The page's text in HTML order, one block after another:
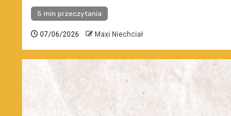
5 min przeczytania
07/06/2026 Maxi Niechciał